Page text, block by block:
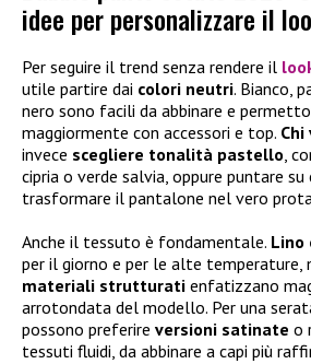
idee per personalizzare il
Per seguire il trend senza rendere il
utile partire dai colori neutri. Bianco,
nero sono facili da abbinare e
maggiormente con accessori e top.
invece scegliere tonalità pastello,
cipria o verde salvia, oppure puntare
trasformare il pantalone nel vero
Anche il tessuto è fondamentale. Lino
per il giorno e per le alte temperature,
materiali strutturati enfatizzano
arrotondata del modello. Per una
possono preferire versioni satinate o
tessuti fluidi, da abbinare a capi più